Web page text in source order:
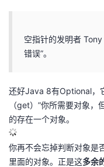
注
证实的
藏
议
空指针的发明者
错误”。
还好Java 8有Optional，
（get）”你所需要对象
的存在一个对象。
你再不会忘掉判断对象是
里面的对象。正是这多余